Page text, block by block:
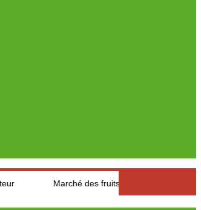
des fruits est légumes : Les producteurs des